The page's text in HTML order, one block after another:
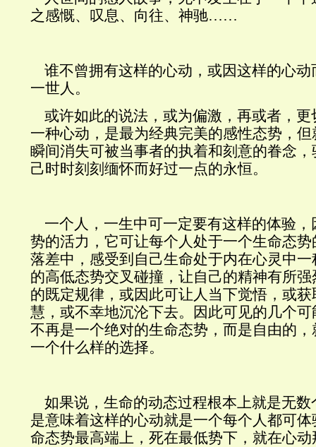
之感慨、叹息、向往、神驰……
谁不曾拥有这样的心动，或因这样的心
一世人。
或许如此的说法，或为偏激，再或者，
一种心动，是最为经典完美的感性态势，
瞬间消失可被当事者的执着和刻意的眷念
己时时刻刻缅怀而好过一点的永恒。
一个人，一生中可一定要有这样的体验
势的活力，它可让每个人处于一个生命态
落差中，感受到自己生命处于内在心灵中
的高低态势交叉碰撞，让自己的精神有所
的既定规律，或因此可让人当下觉悟，或
慧，或不幸地沉沦下去。因此可见的几个
不再是一个绝对的生命态势，而是自由的
一个什么样的选择。
如果说，生命的动态过程根本上就是无
是意味着这样的心动就是一个每个人都可
命态势最高端上，死在最低势下，就在心动